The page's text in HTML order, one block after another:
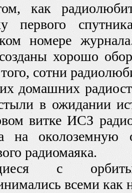
как
первого
номере
хорошо
сотни
домашних
в ожидании
витке ИСЗ
на околоземную
радиомаяка.
с
всеми как